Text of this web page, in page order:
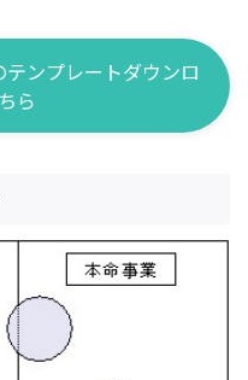
ンプレートダウンロ
ら